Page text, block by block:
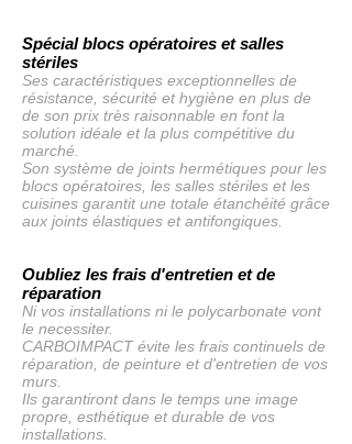
Spécial blocs opératoires et salles
stériles
Ses caractéristiques exceptionnelles de
résistance, sécurité et hygiène en plus de
de son prix très raisonnable en font la
solution idéale et la plus compétitive du
marché.
Son système de joints hermétiques pour les
blocs opératoires, les salles stériles et les
cuisines garantit une totale étanchéité grâce
aux joints élastiques et antifongiques.
Oubliez les frais d'entretien et de
réparation
Ni vos installations ni le polycarbonate vont
le necessiter.
CARBOIMPACT évite les frais continuels de
réparation, de peinture et d'entretien de vos
murs.
Ils garantiront dans le temps une image
propre, esthétique et durable de vos
installations.